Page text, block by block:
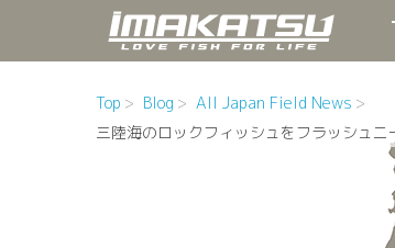
Top Blog
All Japan Field News
三陸海のロックフィッシュをフラッシュニ